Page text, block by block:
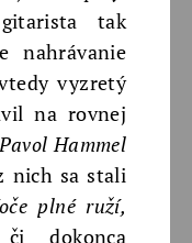
tak
nahrávanie
vyzretý
na rovnej
Hammel
nich sa stali
plné ruží,
či dokonca